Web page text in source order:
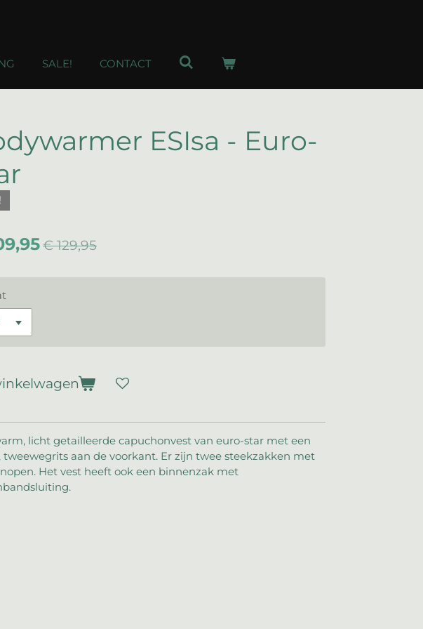
SALE! CONTACT
ESIsa - Euro-
€ 129,95
licht getailleerde capuchonvest van euro-star met een
tweewegrits aan de voorkant. Er zijn twee steekzakken met
Het vest heeft ook een binnenzak met